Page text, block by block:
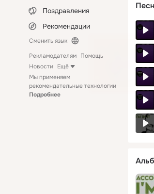
Поздравления
Рекомендации
Сменить язык
Рекламодателям Помощь
Новости Ещё
Мы применяем
рекомендательные технологии
Подробнее